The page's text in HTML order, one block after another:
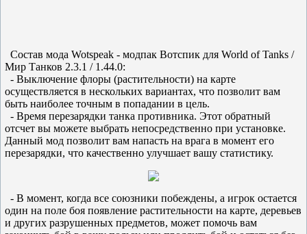
Состав мода Wotspeak - модпак Вотспик для World of Tanks /
Мир Танков 2.3.1 / 1.44.0:
- Выключение флоры (растительности) на карте
осуществляется в нескольких вариантах, что позволит вам
быть наиболее точным в попадании в цель.
- Время перезарядки танка противника. Этот обратный
отсчет вы можете выбрать непосредственно при установке.
Данный мод позволит вам напасть на врага в момент его
перезарядки, что качественно улучшает вашу статистику.
- В момент, когда все союзники побеждены, а игрок остается
один на поле боя появление растительности на карте, деревьев
и других разрушенных предметов, может помочь вам